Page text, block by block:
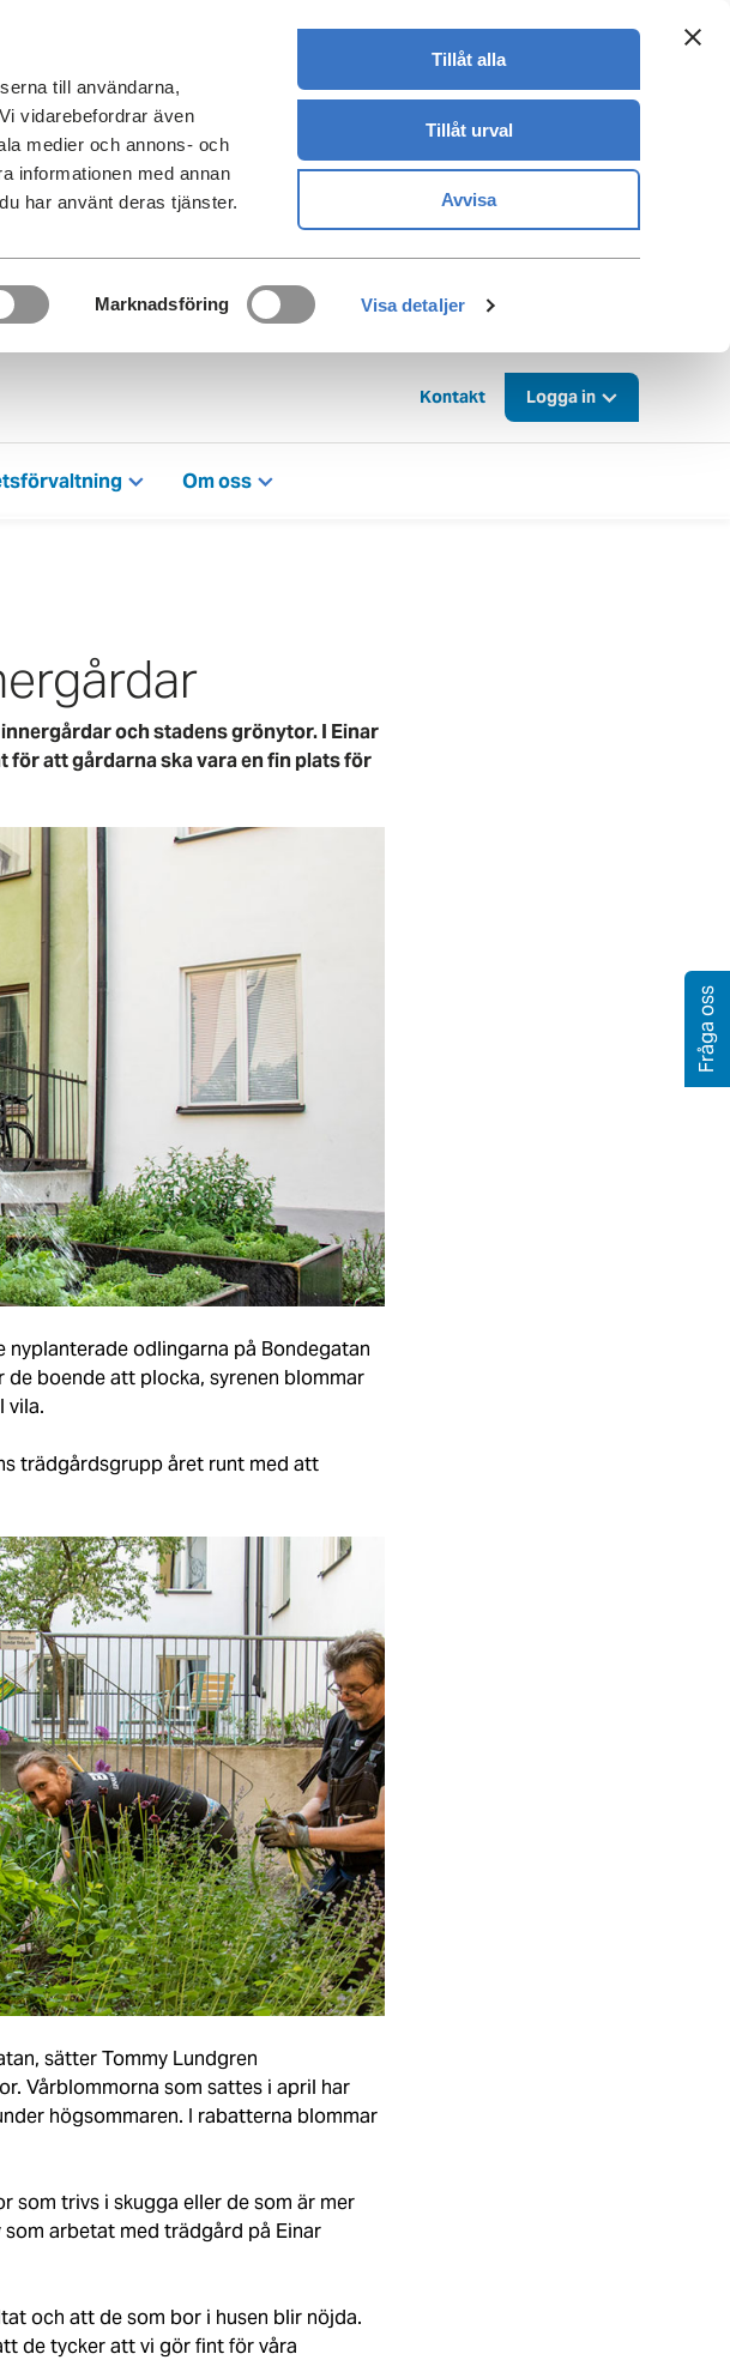
till användarna,
vidarebefordrar även
medier och annons- och
informationen med annan
har använt deras tjänster.
Marknadsföring Visa detaljer
Tillåt alla
Tillåt urval
Avvisa
Kontakt Logga in
Om oss
och stadens grönytor. I Einar
att gårdarna ska vara en fin plats för
nyplanterade odlingarna på Bondegatan
boende att plocka, syrenen blommar
vila.
trädgårdsgrupp året runt med att
sätter Tommy Lundgren
Vårblommorna som sattes i april har
högsommaren. I rabatterna blommar
som trivs i skugga eller de som är mer
arbetat med trädgård på Einar
och att de som bor i husen blir nöjda.
de tycker att vi gör fint för våra
Fråga oss